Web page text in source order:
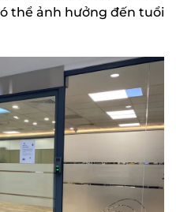
thể ảnh hưởng đến tuổi